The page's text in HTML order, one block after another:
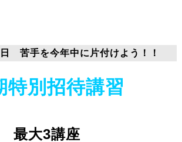
苦手を今年中に片付けよう！！
特別招待講習
最大3講座